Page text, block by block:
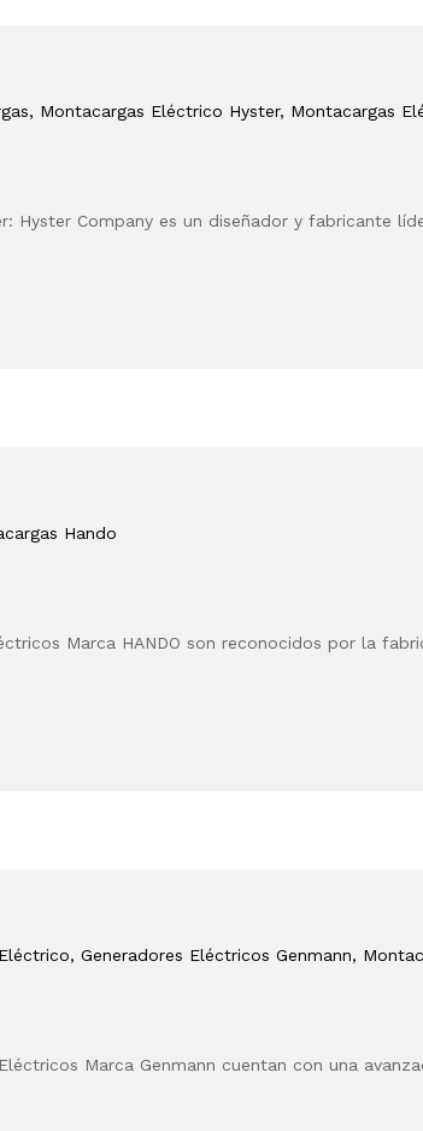
, Montacargas Eléctrico Hyster, Montacargas
Hyster Company es un diseñador y fabricante
Hando
Marca HANDO son reconocidos por la
, Generadores Eléctricos Genmann,
Marca Genmann cuentan con una